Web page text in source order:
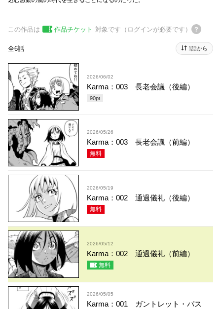
この作品は 作品チケット 対象です（ログインが必要です）
全6話 1話から
2026/06/02
Karma：003 長老会議（後編）
90pt
2026/05/26
Karma：003 長老会議（前編）
無料
2026/05/19
Karma：002 通過儀礼（後編）
無料
2026/05/12
Karma：002 通過儀礼（前編）
無料
2026/05/05
Karma：001 ガントレット・パス